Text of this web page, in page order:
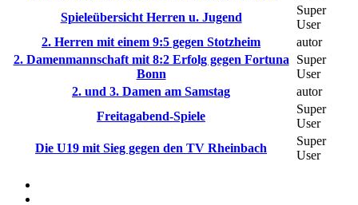
Spieleübersicht Herren u. Jugend
Super
User
2. Herren mit einem 9:5 gegen Stotzheim
autor
2. Damenmannschaft mit 8:2 Erfolg gegen Fortuna
Bonn
Super
User
2. und 3. Damen am Samstag
autor
Freitagabend-Spiele
Super
User
Die U19 mit Sieg gegen den TV Rheinbach
Super
User